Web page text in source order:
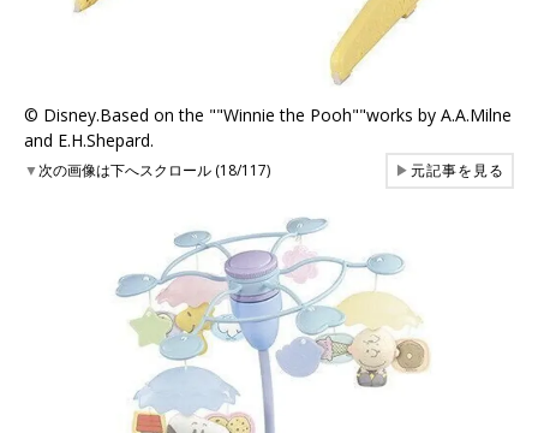
© Disney.Based on the ""Winnie the Pooh""works by A.A.Milne
and E.H.Shepard.
▼次の画像は下へスクロール (18/117) ▶元記事を見る